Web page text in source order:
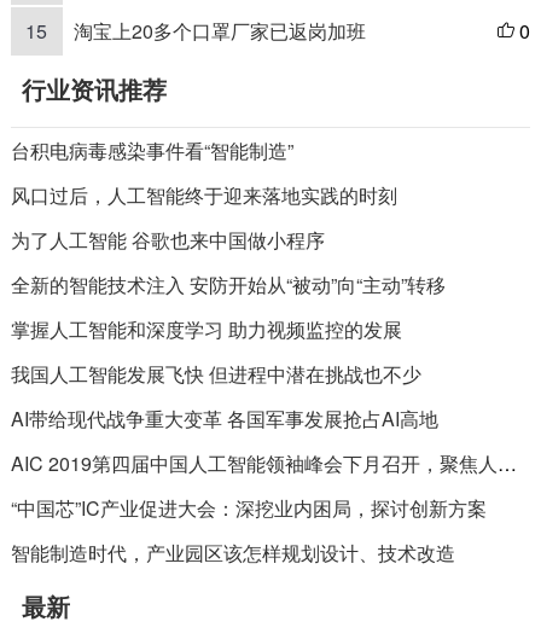
15
淘宝上20多个口罩厂家已返岗加班  0
行业资讯推荐
台积电病毒感染事件看“智能制造”
风口过后，人工智能终于迎来落地实践的时刻
为了人工智能 谷歌也来中国做小程序
全新的智能技术注入 安防开始从“被动”向“主动”转移
掌握人工智能和深度学习 助力视频监控的发展
我国人工智能发展飞快 但进程中潜在挑战也不少
AI带给现代战争重大变革 各国军事发展抢占AI高地
AIC 2019第四届中国人工智能领袖峰会下月召开，聚焦人工智能新格局！
“中国芯”IC产业促进大会：深挖业内困局，探讨创新方案
智能制造时代，产业园区该怎样规划设计、技术改造
最新